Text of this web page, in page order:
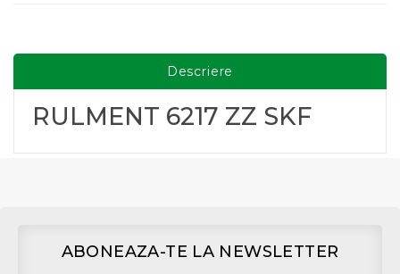
Descriere
RULMENT 6217 ZZ SKF
ABONEAZA-TE LA NEWSLETTER